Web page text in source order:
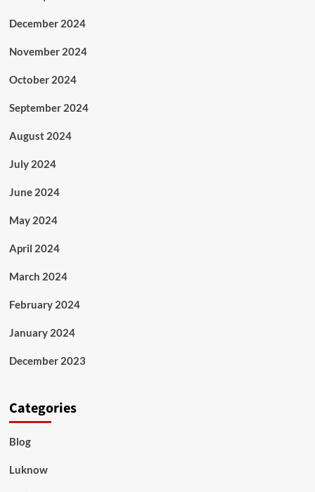
December 2024
November 2024
October 2024
September 2024
August 2024
July 2024
June 2024
May 2024
April 2024
March 2024
February 2024
January 2024
December 2023
Categories
Blog
Luknow